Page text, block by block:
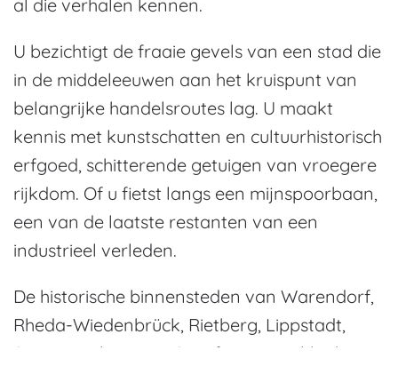
al die verhalen kennen.
U bezichtigt de fraaie gevels van een stad die
in de middeleeuwen aan het kruispunt van
belangrijke handelsroutes lag. U maakt
kennis met kunstschatten en cultuurhistorisch
erfgoed, schitterende getuigen van vroegere
rijkdom. Of u fietst langs een mijnspoorbaan,
een van de laatste restanten van een
industrieel verleden.
De historische binnensteden van Warendorf,
Rheda-Wiedenbrück, Rietberg, Lippstadt,
Soest, Werl, Werne, Steinfurt en Tecklenburg